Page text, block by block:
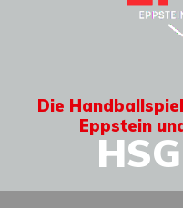
Die
Eppstein